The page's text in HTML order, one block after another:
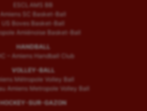
ESCLAMS BB
Amiens SC Basket-Ball
US Boves Basket-Ball
Amiénoise Basket-Ball
HANDBALL
– Amiens Handball Club
VOLLEY-BALL
Métropole Volley Ball
Amiens Metropole Volley Ball
HOCKEY-SUR-GAZON